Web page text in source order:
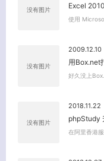
没有图片 Excel
使用
没有图片
2009.12.10
用Box.net
好久没上
没有图片
2018.11.22
phpStudy
在阿里香港